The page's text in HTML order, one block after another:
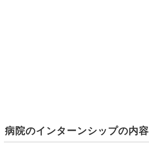
病院のインターンシップの内容